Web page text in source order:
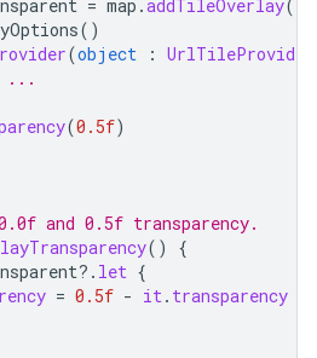
= map .addTileOverlay(
()
(object : UrlTileProvider
...
(0.5f)
and 0.5f transparency.
()
{
?. let {
= 0.5f - it. transparency